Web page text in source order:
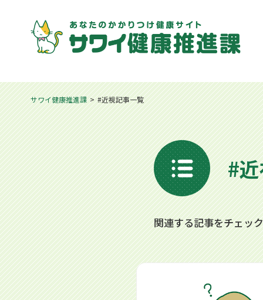
サワイ健康推進課 #近視記事一覧
#
関連する記事をチェッ
早期発見がカギ 若年層でも起こ